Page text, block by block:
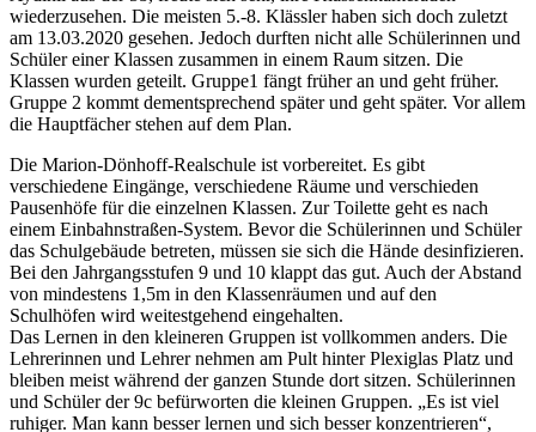
wiederzusehen. Die meisten 5.-8. Klässler haben sich doch zuletzt
am 13.03.2020 gesehen. Jedoch durften nicht alle Schülerinnen und
Schüler einer Klassen zusammen in einem Raum sitzen. Die
Klassen wurden geteilt. Gruppe1 fängt früher an und geht früher.
Gruppe 2 kommt dementsprechend später und geht später. Vor allem
die Hauptfächer stehen auf dem Plan.
Die Marion-Dönhoff-Realschule ist vorbereitet. Es gibt
verschiedene Eingänge, verschiedene Räume und verschieden
Pausenhöfe für die einzelnen Klassen. Zur Toilette geht es nach
einem Einbahnstraßen-System. Bevor die Schülerinnen und Schüler
das Schulgebäude betreten, müssen sie sich die Hände desinfizieren.
Bei den Jahrgangsstufen 9 und 10 klappt das gut. Auch der Abstand
von mindestens 1,5m in den Klassenräumen und auf den
Schulhöfen wird weitestgehend eingehalten.
Das Lernen in den kleineren Gruppen ist vollkommen anders. Die
Lehrerinnen und Lehrer nehmen am Pult hinter Plexiglas Platz und
bleiben meist während der ganzen Stunde dort sitzen. Schülerinnen
und Schüler der 9c befürworten die kleinen Gruppen. „Es ist viel
ruhiger. Man kann besser lernen und sich besser konzentrieren“,